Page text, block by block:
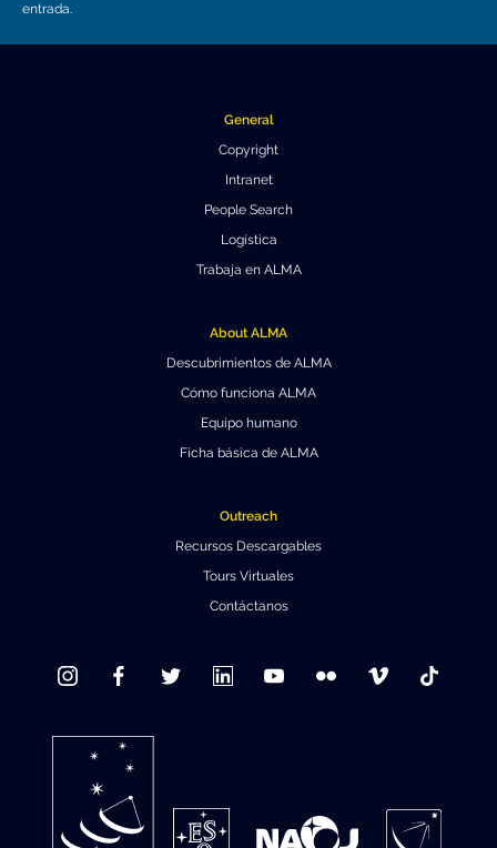
entrada.
General
Copyright
Intranet
People Search
Logística
Trabaja en ALMA
About ALMA
Descubrimientos de ALMA
Cómo funciona ALMA
Equipo humano
Ficha básica de ALMA
Outreach
Recursos Descargables
Tours Virtuales
Contáctanos